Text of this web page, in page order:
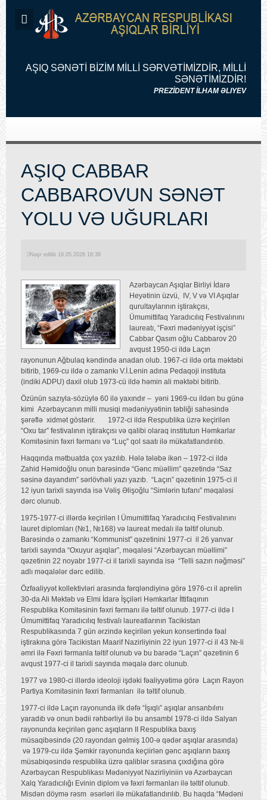
AŞIQ SƏNƏTİ BİZİM MİLLİ SƏRVƏTİMİZDİR, MİLLİ
SƏNƏTİMİZDİR!
PREZİDENT İLHAM ƏLIYEV
AŞIQ CABBAR
CABBAROVUN SƏNƏT
YOLU VƏ UĞURLARI
Nəşr edilib 18.05.2026 16:38
Azərbaycan Aşıqlar Birliyi İdarə
Heyətinin üzvü, IV, V və VI Aşıqlar
qurultaylarının iştirakçısı,
Ümumittifaq Yaradıcılıq Festivalınını
laureatı, “Fəxri mədəniyyət işçisi”
Cabbar Qasım oğlu Cabbarov 20
avqust 1950-ci ildə Laçın
rayonunun Ağbulaq kəndində anadan olub. 1967-ci ildə orta məktəbi
bitirib, 1969-cu ildə o zamankı V.İ.Lenin adına Pedaqoji instituta
(indiki ADPU) daxil olub 1973-cü ildə həmin ali məktəbi bitirib.
Özünün sazıyla-sözüylə 60 ilə yaxındır – yəni 1969-cu ildən bu günə
kimi Azərbaycanın milli musiqi mədəniyyətinin təbliği sahəsində
şərəflə xidmət göstərir. 1972-ci ildə Respublika üzrə keçirilən
“Oxu tar” festivalının iştirakçısı və qalibi olaraq institutun Həmkarlar
Komitəsinin fəxri fərmanı və “Luç” qol saatı ilə mükafatlandırılıb.
Haqqında mətbuatda çox yazılıb. Hələ tələbə ikən – 1972-ci ildə
Zahid Həmidoğlu onun barəsində “Gənc müəllim” qəzetində “Saz
səsinə dayandım” sərlövhəli yazı yazıb. “Laçın” qəzetinin 1975-ci il
12 iyun tarixli sayında isə Vəliş Əlişoğlu “Simlərin tufanı” məqaləsi
dərc olunub.
1975-1977-ci illərdə keçirilən I Ümumittifaq Yaradıcılıq Festivalınını
lauret diplomları (№1, №168) və laureat medalı ilə təltif olunub.
Barəsində o zamankı “Kommunist” qəzetinini 1977-ci il 26 yanvar
tarixli sayında “Oxuyur aşıqlar”, məqaləsi “Azərbaycan müəllimi”
qəzetinin 22 noyabr 1977-ci il tarixli sayında isə “Telli sazın nəğməsi”
adlı məqalələr dərc edilib.
Özfəaliyyət kollektivləri arasında fərqləndiyinə görə 1976-cı il aprelin
30-da Ali Məktəb və Elmi İdarə İşçiləri Həmkarlar İttifaqının
Respublika Komitəsinin fəxri fərmanı ilə təltif olunub. 1977-ci ildə I
Ümumittifaq Yaradıcılıq festivalı laureatlarının Tacikistan
Respublikasında 7 gün ərzində keçirilən yekun konsertində fəal
iştirakına görə Tacikistan Maarif Nazirliyinin 22 iyun 1977-ci il 43 №-li
əmri ilə Fəxri fərmanla təltif olunub və bu barədə “Laçın” qəzetinin 6
avqust 1977-ci il tarixli sayında məqalə dərc olunub.
1977 və 1980-ci illərdə ideoloji işdəki fəaliyyətimə görə Laçın Rayon
Partiya Komitəsinin fəxri fərmanları ilə təltif olunub.
1977-ci ildə Laçın rayonunda ilk dəfə “İşıqlı” aşıqlar ansanbılını
yaradıb və onun bədii rəhbərliyi ilə bu ansambl 1978-ci ildə Salyan
rayonunda keçirilən gənc aşıqların II Respublika baxış
müsaqibəsində (20 rayondan gəlmiş 100-ə qədər aşıqlar arasında)
və 1979-cu ildə Şəmkir rayonunda keçiirlən gənc aşıqların baxış
müsabiqəsində respublika üzrə qaliblər sırasına çıxdığına görə
Azərbaycan Respublikası Mədəniyyət Nazirliyiniin və Azərbaycan
Xalq Yaradıcılığı Evinin diplom və fəxri fərmanları ilə təltif olunub.
Misdən döymə rəsm əsərləri ilə mükafatlandırılıb. Bu haqda “Mədəni